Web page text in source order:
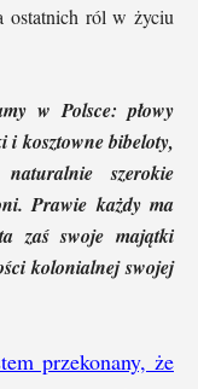
ostatnich ról w życiu
w Polsce: płowy
kosztowne bibeloty,
szerokie
Prawie każdy ma
zaś swoje majątki
kolonialnej swojej
przekonany, że